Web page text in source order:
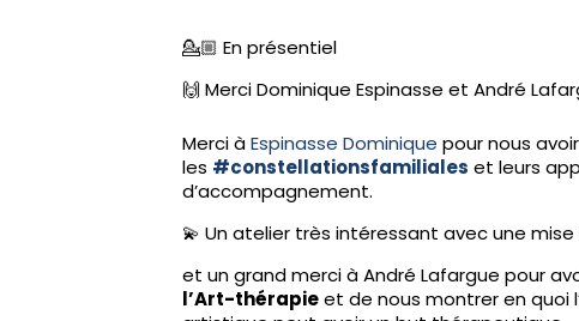
💁🏼 En présentiel
🙌 Merci Dominique Espinasse et André
Merci àEspinasse Dominique pour nous
les #constellationsfamiliales et leurs
d’accompagnement.
💫 Un atelier très intéressant avec une
et un grand merci à André Lafargue pour
l’Art-thérapieet de nous montrer en quoi